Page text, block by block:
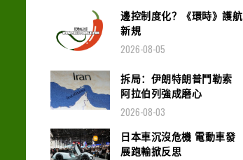
邊控制度化？《環時》護航
新規
2026-08-05
拆局：伊朗特朗普鬥勒索
阿拉伯列強成磨心
2026-08-03
日本車沉沒危機 電動車發
展跑輸掀反思